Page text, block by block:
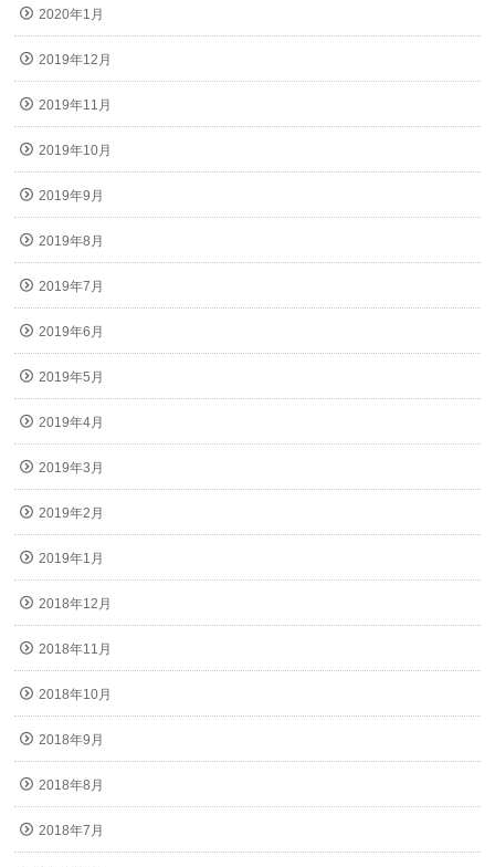
2020年1月
2019年12月
2019年11月
2019年10月
2019年9月
2019年8月
2019年7月
2019年6月
2019年5月
2019年4月
2019年3月
2019年2月
2019年1月
2018年12月
2018年11月
2018年10月
2018年9月
2018年8月
2018年7月